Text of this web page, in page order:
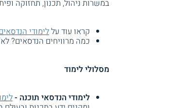
במשרות ניהול, תכנון, תחזוקה
קראו עוד עללימודי
כמה מרוויחים הנדסאים?
מסלולי לימוד
לימודי הנדסאי תוכנה -